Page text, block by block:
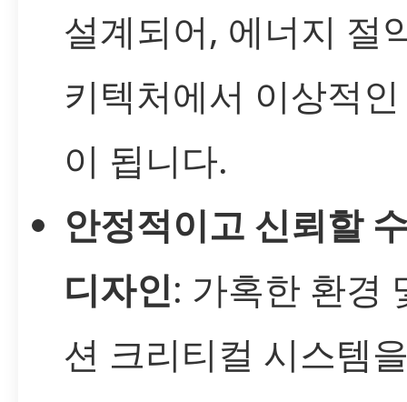
설계되어, 에너지 절
키텍처에서 이상적
이 됩니다.
안정적이고 신뢰할
디자인: 가혹한 환경
션 크리티컬 시스템